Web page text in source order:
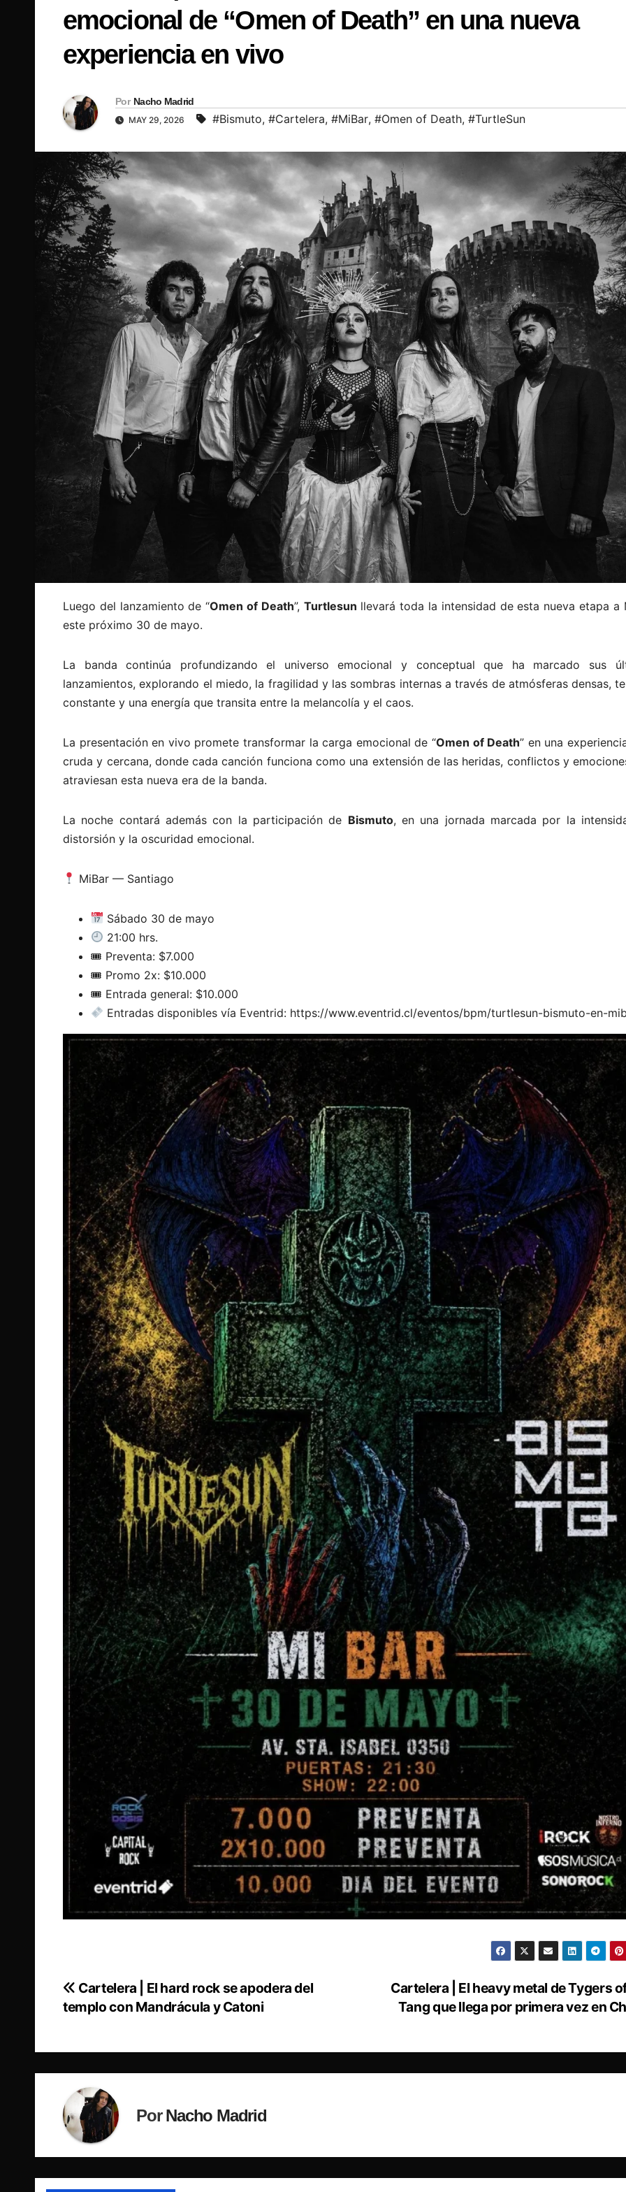
emocional de “Omen of Death” en una nueva
experiencia en vivo
Por Nacho Madrid
MAY 29, 2026 #Bismuto, #Cartelera, #MiBar, #Omen of Death, #TurtleSun
Luego del lanzamiento de “Omen of Death”, Turtlesun llevará toda la intensidad de esta nueva etapa a
este próximo 30 de mayo.
La banda continúa profundizando el universo emocional y conceptual que ha marcado sus
lanzamientos, explorando el miedo, la fragilidad y las sombras internas a través de atmósferas densas,
constante y una energía que transita entre la melancolía y el caos.
La presentación en vivo promete transformar la carga emocional de “Omen of Death” en una
cruda y cercana, donde cada canción funciona como una extensión de las heridas, conflictos y
atraviesan esta nueva era de la banda.
La noche contará además con la participación de Bismuto, en una jornada marcada por la
distorsión y la oscuridad emocional.
MiBar — Santiago
Sábado 30 de mayo
21:00 hrs.
🎟 ️ Preventa: $7.000
🎟 ️ Promo 2x: $10.000
🎟 ️ Entrada general: $10.000
Entradas disponibles vía Eventrid: https://www.eventrid.cl/eventos/bpm/turtlesun-bismuto-en-
Navegación
entradas
Cartelera | El heavy metal de Tygers
Tang que llega por primera vez en
Cartelera | El hard rock se apodera del
templo con Mandrácula y Catoni
PorNacho Madrid